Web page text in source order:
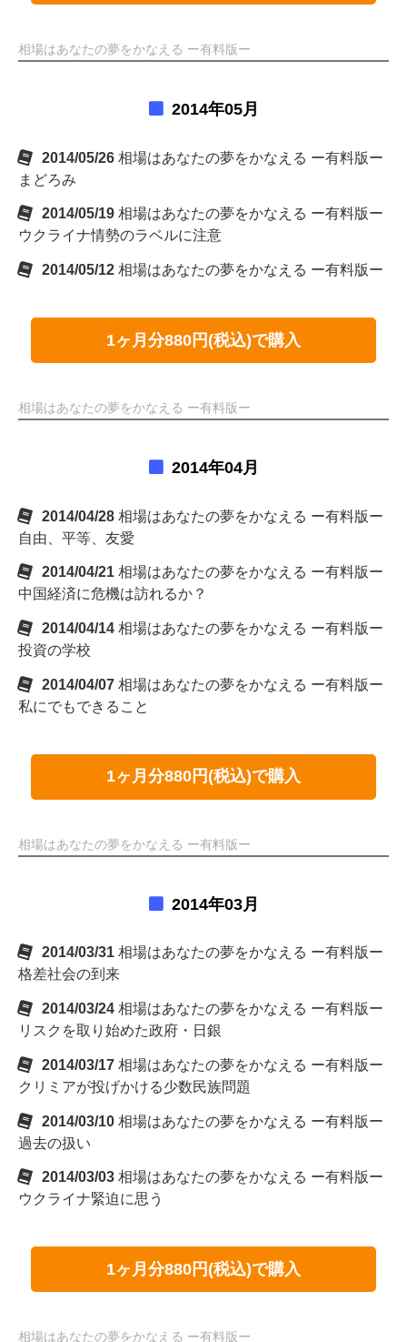
相場はあなたの夢をかなえる ー有料版ー
2014年05月
2014/05/26 相場はあなたの夢をかなえる ー有料版ー
まどろみ
2014/05/19 相場はあなたの夢をかなえる ー有料版ー
ウクライナ情勢のラベルに注意
2014/05/12 相場はあなたの夢をかなえる ー有料版ー
1ヶ月分880円(税込)で購入
相場はあなたの夢をかなえる ー有料版ー
2014年04月
2014/04/28 相場はあなたの夢をかなえる ー有料版ー
自由、平等、友愛
2014/04/21 相場はあなたの夢をかなえる ー有料版ー
中国経済に危機は訪れるか？
2014/04/14 相場はあなたの夢をかなえる ー有料版ー
投資の学校
2014/04/07 相場はあなたの夢をかなえる ー有料版ー
私にでもできること
1ヶ月分880円(税込)で購入
相場はあなたの夢をかなえる ー有料版ー
2014年03月
2014/03/31 相場はあなたの夢をかなえる ー有料版ー
格差社会の到来
2014/03/24 相場はあなたの夢をかなえる ー有料版ー
リスクを取り始めた政府・日銀
2014/03/17 相場はあなたの夢をかなえる ー有料版ー
クリミアが投げかける少数民族問題
2014/03/10 相場はあなたの夢をかなえる ー有料版ー
過去の扱い
2014/03/03 相場はあなたの夢をかなえる ー有料版ー
ウクライナ緊迫に思う
1ヶ月分880円(税込)で購入
相場はあなたの夢をかなえる ー有料版ー